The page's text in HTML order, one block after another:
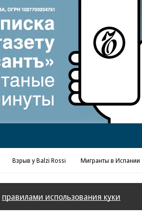
Реклама в «Ъ»
Взрыв у Balzi Rossi Мигранты в Испании
правилами использования куки